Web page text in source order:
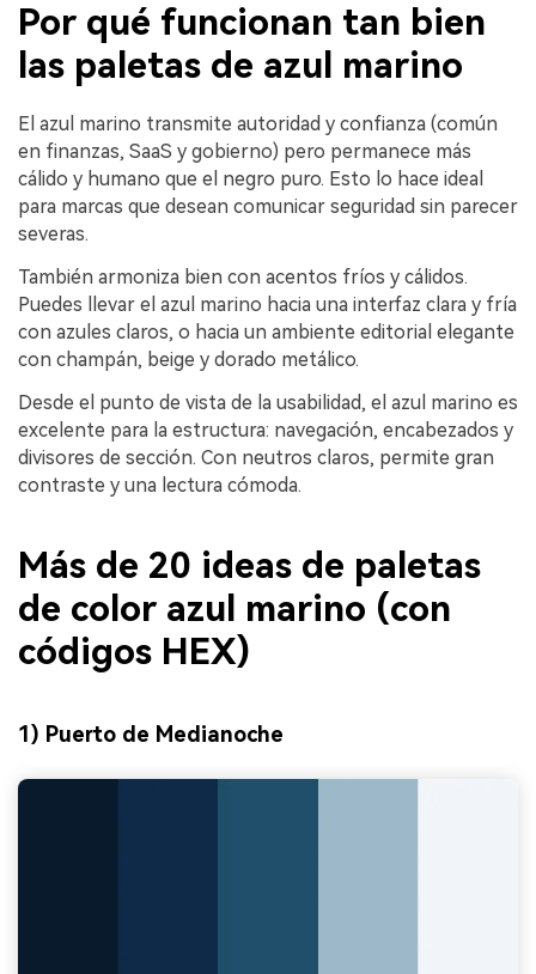
Por qué funcionan tan bien
las paletas de azul marino
El azul marino transmite autoridad y confianza (común
en finanzas, SaaS y gobierno) pero permanece más
cálido y humano que el negro puro. Esto lo hace ideal
para marcas que desean comunicar seguridad sin parecer
severas.
También armoniza bien con acentos fríos y cálidos.
Puedes llevar el azul marino hacia una interfaz clara y fría
con azules claros, o hacia un ambiente editorial elegante
con champán, beige y dorado metálico.
Desde el punto de vista de la usabilidad, el azul marino es
excelente para la estructura: navegación, encabezados y
divisores de sección. Con neutros claros, permite gran
contraste y una lectura cómoda.
Más de 20 ideas de paletas
de color azul marino (con
códigos HEX)
1) Puerto de Medianoche